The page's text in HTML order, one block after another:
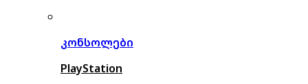
კონსოლები
PlayStation